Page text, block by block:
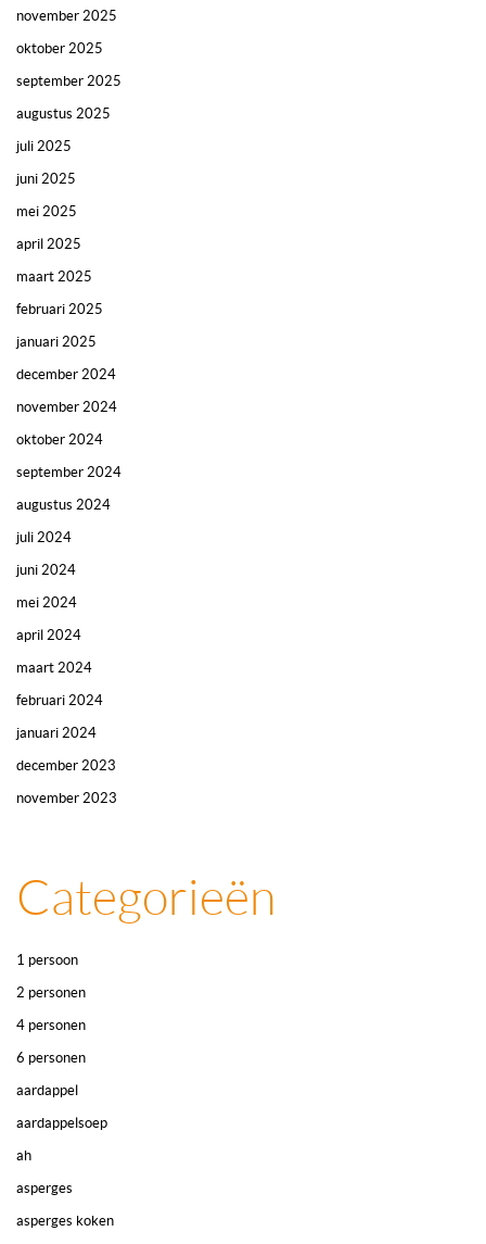
november 2025
oktober 2025
september 2025
augustus 2025
juli 2025
juni 2025
mei 2025
april 2025
maart 2025
februari 2025
januari 2025
december 2024
november 2024
oktober 2024
september 2024
augustus 2024
juli 2024
juni 2024
mei 2024
april 2024
maart 2024
februari 2024
januari 2024
december 2023
november 2023
Categorieën
1 persoon
2 personen
4 personen
6 personen
aardappel
aardappelsoep
ah
asperges
asperges koken